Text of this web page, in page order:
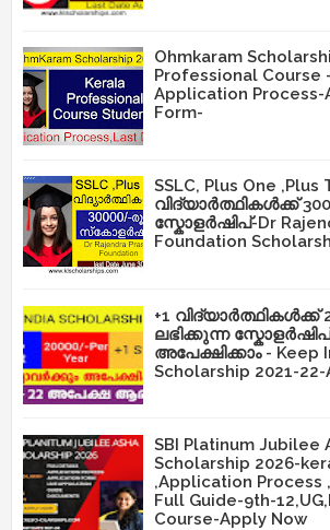
Ohmkaram
Professional Course
Application
Form-
SSLC, Plus One ,Plus
വിദ്യാർത്ഥികൾക്ക്
സ്കോളർഷിപ്-Dr
Foundation
+1
ലഭിക്കുന്ന
അപേക്ഷിക്കാം - Keep
Scholarship 2021-
SBI Platinum Jubilee
Scholarship 2026-
,Application Process
Full Guide-9th-
Course-Apply Now